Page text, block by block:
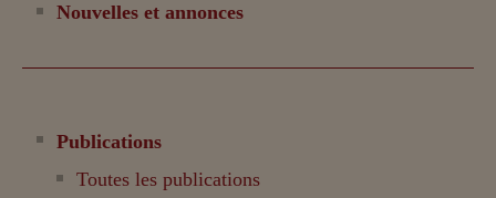
Nouvelles et annonces
Publications
Toutes les publications